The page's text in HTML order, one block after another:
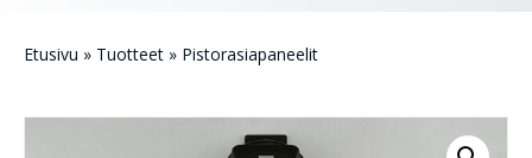
Etusivu » Tuotteet » Pistorasiapaneelit